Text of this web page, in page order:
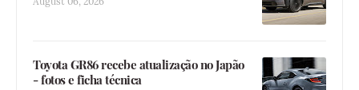
Toyota GR86 recebe atualização no Japão
- fotos e ficha técnica